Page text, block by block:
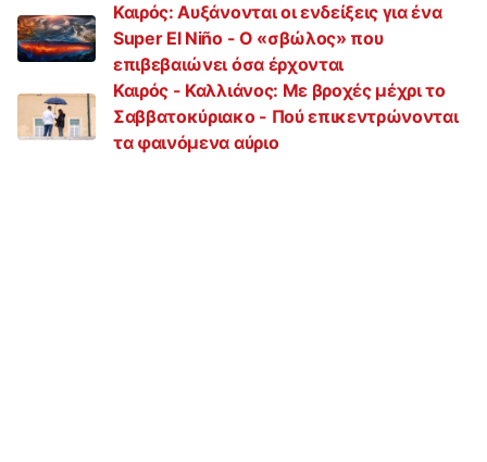
Καιρός: Αυξάνονται οι ενδείξεις για ένα
Super El Niño - Ο «σβώλος» που
επιβεβαιώνει όσα έρχονται
Καιρός - Καλλιάνος: Με βροχές μέχρι το
Σαββατοκύριακο - Πού επικεντρώνονται
τα φαινόμενα αύριο